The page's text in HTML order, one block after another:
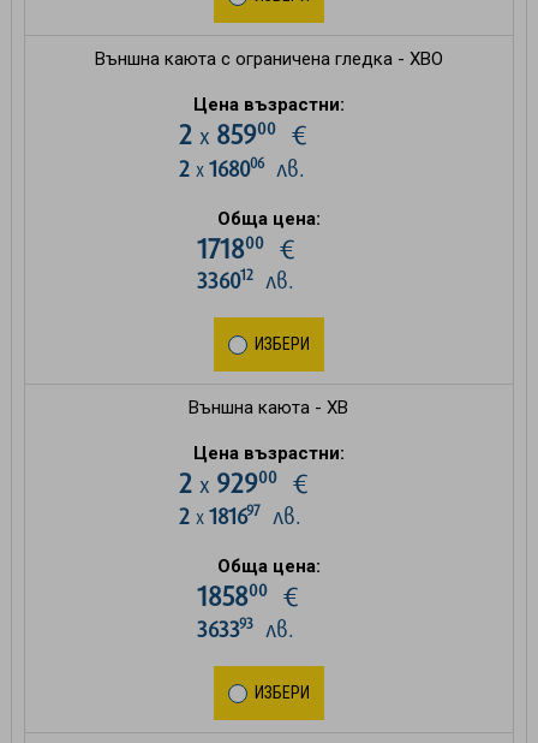
Външна каюта с ограничена гледка - XBO
Цена възрастни:
2 х 85900€
2 х 168006лв.
Обща цена:
171800€
336012лв.
ИЗБЕРИ
Външна каюта - XB
Цена възрастни:
2 х 92900€
2 х 181697лв.
Обща цена:
185800€
363393лв.
ИЗБЕРИ